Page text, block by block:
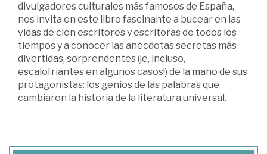
divulgadores culturales más famosos de España,
nos invita en este libro fascinante a bucear en las
vidas de cien escritores y escritoras de todos los
tiempos y a conocer las anécdotas secretas más
divertidas, sorprendentes (¡e, incluso,
escalofriantes en algunos casos!) de la mano de sus
protagonistas: los genios de las palabras que
cambiaron la historia de la literatura universal.